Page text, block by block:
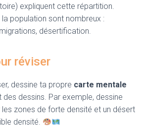
expliquent cette répartition.
population sont nombreux :
désertification.
réviser
dessine ta propre carte mentale
dessins. Par exemple, dessine
les zones de forte densité et un désert
densité.